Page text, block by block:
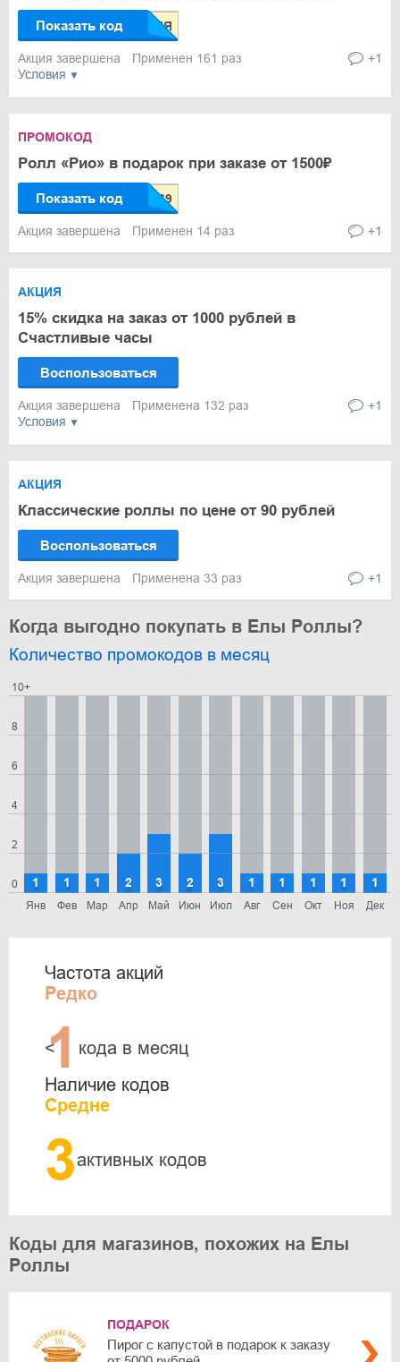
Условия
Показать код
Акция завершена Применен 161 раз +1
ПРОМОКОД
Ролл «Рио» в подарок при заказе от 1500₽
Показать код
Акция завершена Применен 14 раз +1
Условия
АКЦИЯ
15% скидка на заказ от 1000 рублей в
Счастливые часы
Воспользоваться
Акция завершена Применена 132 раз +1
АКЦИЯ
Классические роллы по цене от 90 рублей
Воспользоваться
Акция завершена Применена 33 раз +1
Когда выгодно покупать в Елы Роллы?
Количество промокодов в месяц
0
2
4
6
8
10+
Янв
1
Фев
1
Мар
1
Апр
2
Май
3
Июн
2
Июл
3
Авг
1
Сен
1
Окт
1
Ноя
1
Дек
1
Частота акций
Редко
<
1 кода в месяц
Наличие кодов
Средне
3активных кодов
Коды для магазинов, похожих на Елы
Роллы
ПОДАРОК
Пирог с капустой в подарок к заказу